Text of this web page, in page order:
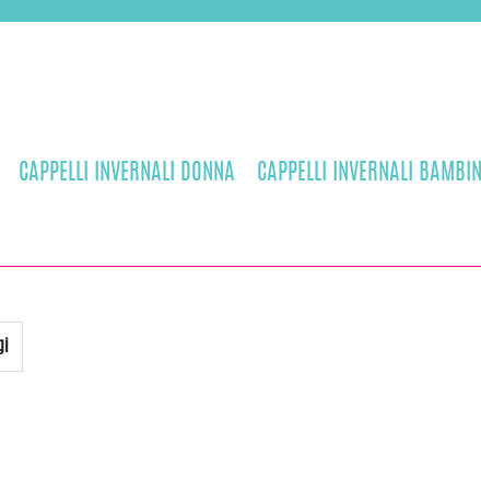
CAPPELLI INVERNALI DONNA CAPPELLI INVERNALI BAMBINI